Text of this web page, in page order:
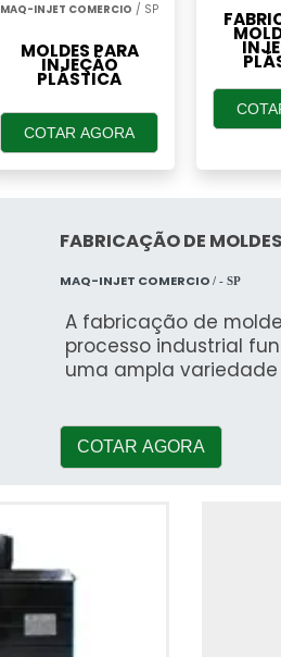
MAQ-INJET COMERCIO / SP
MOLDES PARA
INJEÇÃO
PLÁSTICA
COTAR AGORA
FABRICAÇÃO DE
MAQ-INJET COMERCIO/ - SP
A fabricação de
processo industrial
uma ampla
COTAR AGORA